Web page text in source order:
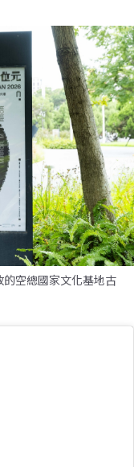
空總國家文化基地古